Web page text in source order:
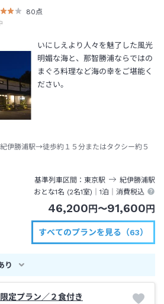
80 点
いにしえより人々を魅了した風光
明媚な海と、那智勝浦ならではの
まぐろ料理など海の幸をご堪能く
ださい。
伊勝浦駅→徒歩約１５分またはタクシー約５
基準列車区間 東京駅 紀伊勝浦駅
おとな1名 (2名1室)｜1泊 ｜消費税込
46,200 円 〜91,600 円
すべてのプランを見る（63）
り
定プラン／２食付き